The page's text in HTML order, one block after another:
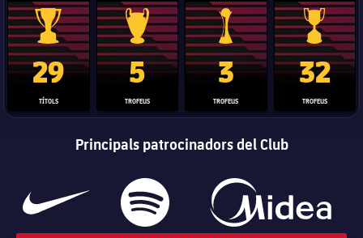
Trofeu de la Liga
29
TÍTOLS
Trofeu de la Lliga de Campions
5
TROFEUS
Trofeu del Mundial de Clubs
3
TROFEUS
Copa del
32
TROFEUS
Principals patrocinadors del Club